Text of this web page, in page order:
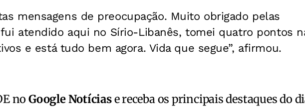
mensagens de preocupação. Muito obrigado pelas
fui atendido aqui no Sírio-Libanês, tomei quatro pontos
e está tudo bem agora. Vida que segue”, afirmou.
noGoogle Notíciase receba os principais destaques do